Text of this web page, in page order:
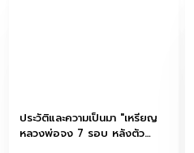
ประวัติและความเป็นมา "เหรียญ
หลวงพ่อจง 7 รอบ หลังตัว